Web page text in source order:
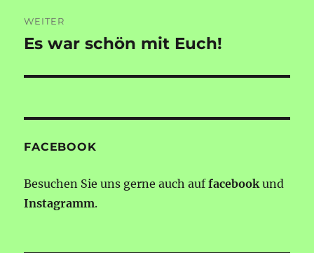
WEITER
Nächster
Es war schön mit Euch!
FACEBOOK
Besuchen Sie uns gerne auch auffacebookund
Instagramm.